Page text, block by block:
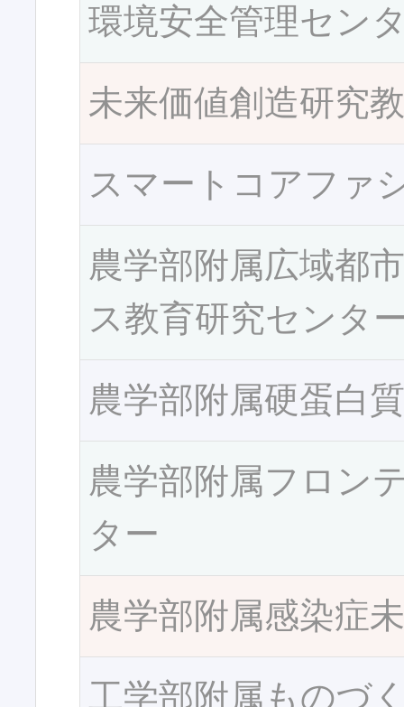
環境安全管理セン
未来価値創造研究
スマートコアファ
農学部附属広域都
ス教育研究センタ
農学部附属硬蛋白
農学部附属フロン
ター
農学部附属感染症
工学部附属ものづ